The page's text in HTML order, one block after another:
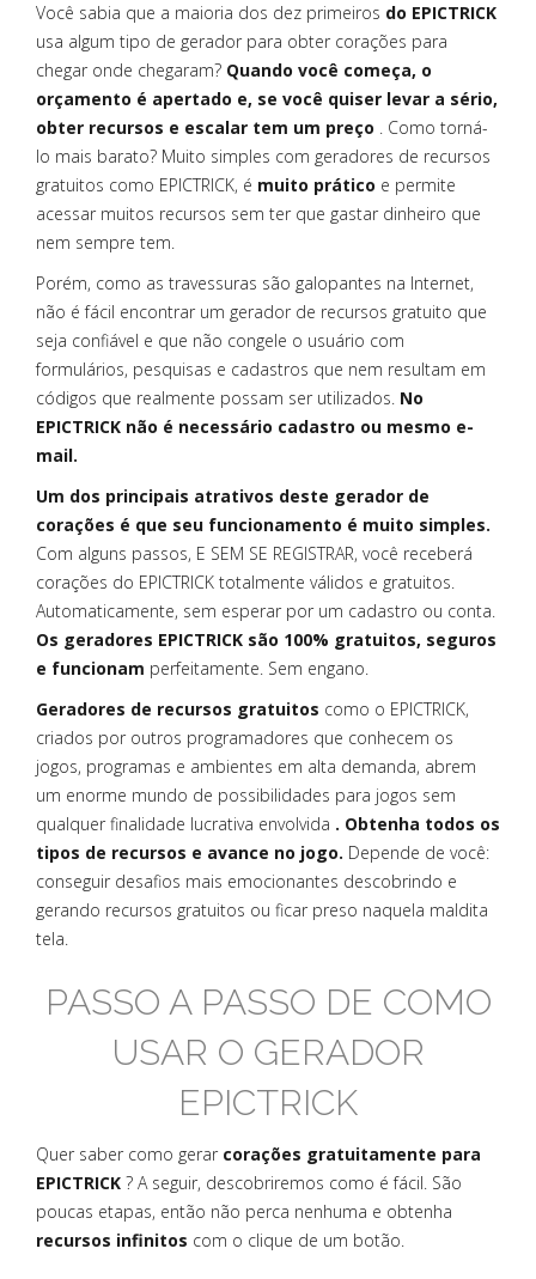
Você sabia que a maioria dos dez primeiros do EPICTRICK
usa algum tipo de gerador para obter corações para
chegar onde chegaram? Quando você começa, o
orçamento é apertado e, se você quiser levar a sério,
obter recursos e escalar tem um preço . Como torná-
lo mais barato? Muito simples com geradores de recursos
gratuitos como EPICTRICK, é muito prático e permite
acessar muitos recursos sem ter que gastar dinheiro que
nem sempre tem.
Porém, como as travessuras são galopantes na Internet,
não é fácil encontrar um gerador de recursos gratuito que
seja confiável e que não congele o usuário com
formulários, pesquisas e cadastros que nem resultam em
códigos que realmente possam ser utilizados. No
EPICTRICK não é necessário cadastro ou mesmo e-
mail.
Um dos principais atrativos deste gerador de
corações é que seu funcionamento é muito simples.
Com alguns passos, E SEM SE REGISTRAR, você receberá
corações do EPICTRICK totalmente válidos e gratuitos.
Automaticamente, sem esperar por um cadastro ou conta.
Os geradores EPICTRICK são 100% gratuitos, seguros
e funcionam perfeitamente. Sem engano.
Geradores de recursos gratuitos como o EPICTRICK,
criados por outros programadores que conhecem os
jogos, programas e ambientes em alta demanda, abrem
um enorme mundo de possibilidades para jogos sem
qualquer finalidade lucrativa envolvida . Obtenha todos os
tipos de recursos e avance no jogo. Depende de você:
conseguir desafios mais emocionantes descobrindo e
gerando recursos gratuitos ou ficar preso naquela maldita
tela.
PASSO A PASSO DE COMO
USAR O GERADOR
EPICTRICK
Quer saber como gerar corações gratuitamente para
EPICTRICK ? A seguir, descobriremos como é fácil. São
poucas etapas, então não perca nenhuma e obtenha
recursos infinitos com o clique de um botão.